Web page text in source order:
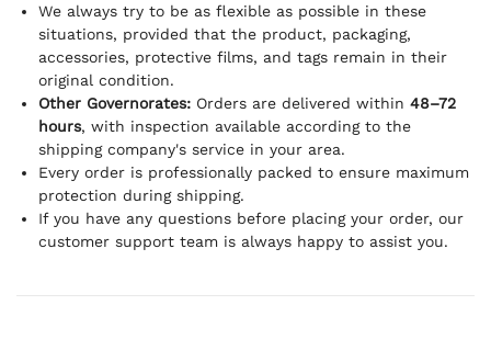
We always try to be as flexible as possible in these
situations, provided that the product, packaging,
accessories, protective films, and tags remain in their
original condition.
Other Governorates: Orders are delivered within 48–72
hours, with inspection available according to the
shipping company's service in your area.
Every order is professionally packed to ensure maximum
protection during shipping.
If you have any questions before placing your order, our
customer support team is always happy to assist you.